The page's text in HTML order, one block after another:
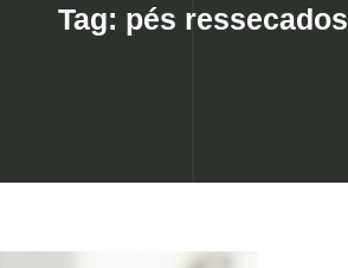
Tag: pés ressecados